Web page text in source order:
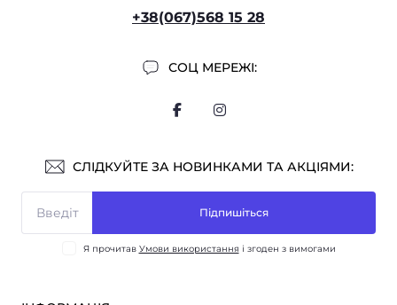
+38(067)568 15 28
СОЦ МЕРЕЖІ:
СЛІДКУЙТЕ ЗА НОВИНКАМИ ТА АКЦІЯМИ:
Підпишіться
Я прочитав Умови використання і згоден з вимогами